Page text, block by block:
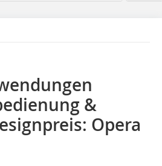
&
Opera